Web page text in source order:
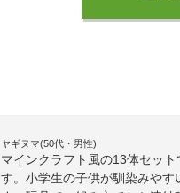
ヤギヌマ(50代・男性)
マインクラフト風の13体セッ
す。小学生の子供が馴染みや